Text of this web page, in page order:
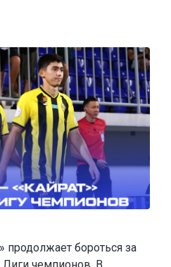
продолжает бороться за